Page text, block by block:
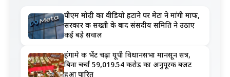
पीएम मोदी का वीडियो हटाने पर मेटा ने मांगी माफी,
सरकार की सख्ती के बाद संसदीय समिति ने उठाए
कई बड़े सवाल
हंगामे की भेंट चढ़ा यूपी विधानसभा मानसून सत्र,
बिना चर्चा 59,019.54 करोड़ का अनुपूरक बजट